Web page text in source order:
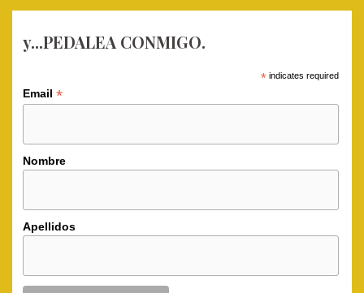
y...PEDALEA CONMIGO.
*indicates required
Email *
Nombre
Apellidos